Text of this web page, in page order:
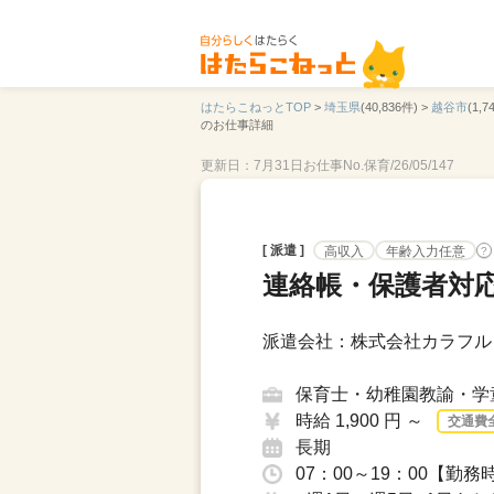
はたらこねっとTOP > 埼玉県(40,836件) > 越谷市
のお仕事詳細
更新日：7月31日 お仕事No.保育/26/05/147
[ 派遣 ] 高収入 年齢入力任意 ?
連絡帳・保護者対
派遣会社：株式会社カラフ
保育士・幼稚園教諭・
時給 1,900 円 ～
交通費
長期
07：00～19：00【勤務